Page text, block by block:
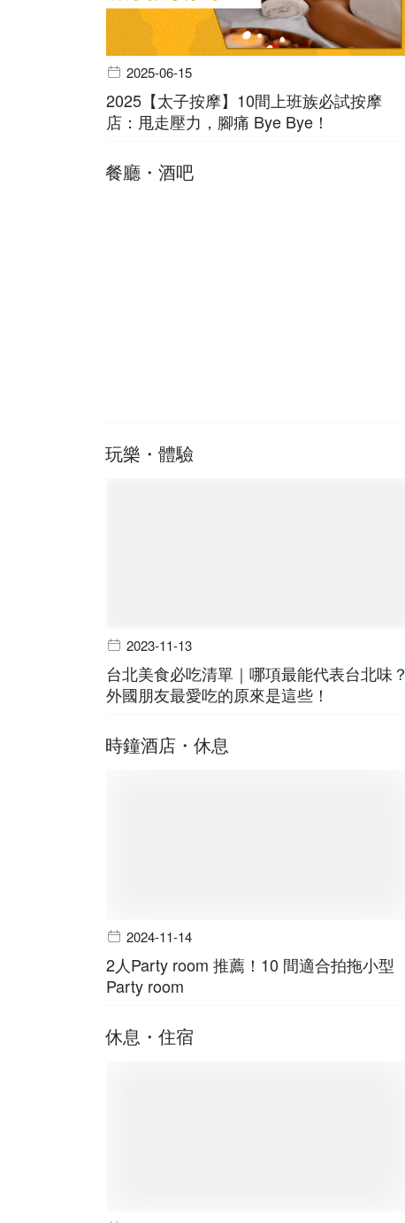
2025-06-15
2025【太子按摩】10間上班族必試按摩
店：甩走壓力，腳痛 Bye Bye！
餐廳・酒吧
玩樂・體驗
2023-11-13
台北美食必吃清單｜哪項最能代表台北味？
外國朋友最愛吃的原來是這些！
時鐘酒店・休息
2024-11-14
2人Party room 推薦！10 間適合拍拖小型
Party room
休息・住宿